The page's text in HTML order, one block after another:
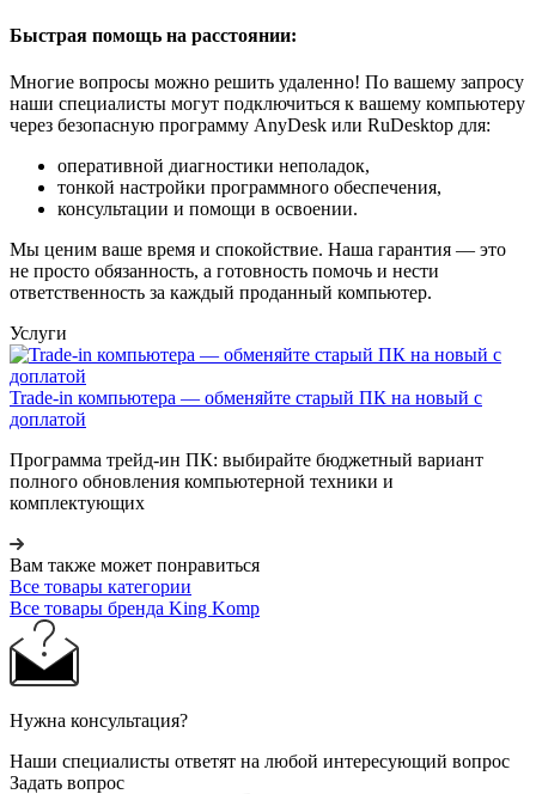
Быстрая помощь на расстоянии:
Многие вопросы можно решить удаленно! По вашему запросу
наши специалисты могут подключиться к вашему компьютеру
через безопасную программу AnyDesk или RuDesktop для:
оперативной диагностики неполадок,
тонкой настройки программного обеспечения,
консультации и помощи в освоении.
Мы ценим ваше время и спокойствие. Наша гарантия — это
не просто обязанность, а готовность помочь и нести
ответственность за каждый проданный компьютер.
Услуги
Trade-in компьютера — обменяйте старый ПК на новый с
доплатой
Программа трейд-ин ПК: выбирайте бюджетный вариант
полного обновления компьютерной техники и
комплектующих
Вам также может понравиться
Все товары категории
Все товары бренда King Komp
Нужна консультация?
Наши специалисты ответят на любой интересующий вопрос
Задать вопрос